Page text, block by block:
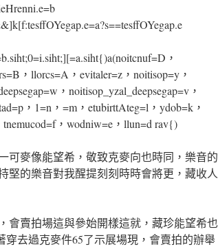
，
，llorcs=A，evitaler=z，noitisop=y，
，noitisop_yzal_deepsegap=v，
，1=n，=m，etubirttAteg=l，ydob=k，
，wodniw=e，llun=d rav{)
可麥像能望希，敬致克麥向也時同，樂音的
堅的樂音對我醒提刻刻時時會將更，藏收人
會賣拍場這與參始開樣這就，藏珍能望希也
去過克麥件65了示展場現，會賣拍的辦舉